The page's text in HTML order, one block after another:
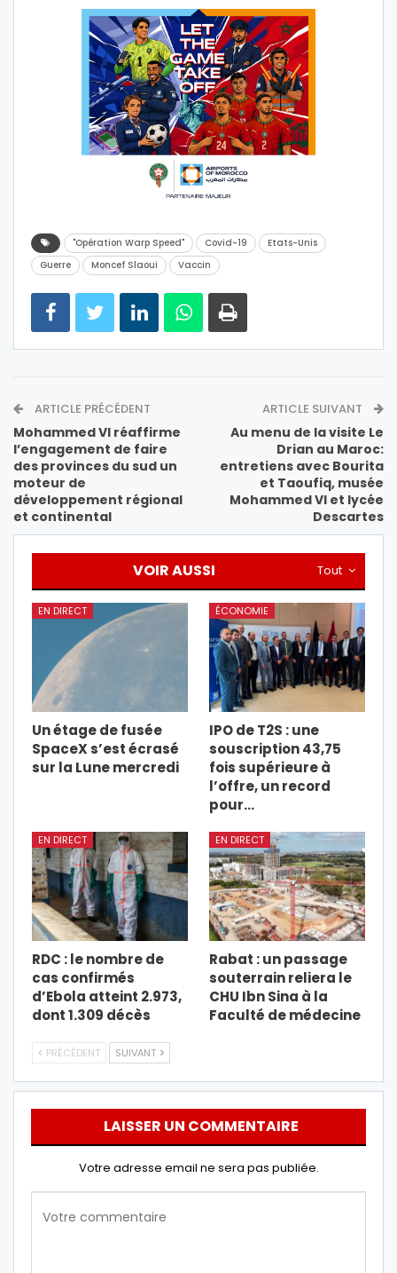
"Opération Warp Speed" Covid-19
Etats-Unis
Guerre
Moncef Slaoui Vaccin
ARTICLE PRÉCÉDENT
Mohammed VI réaffirme
l’engagement de faire
des provinces du sud un
moteur de
développement régional
et continental
ARTICLE SUIVANT
Au menu de la visite Le
Drian au Maroc:
entretiens avec Bourita
et Taoufiq, musée
Mohammed VI et lycée
Descartes
Tout
VOIR AUSSI
EN DIRECT
Un étage de fusée
SpaceX s’est écrasé
sur la Lune mercredi
ÉCONOMIE
IPO de T2S : une
souscription 43,75
fois supérieure à
l’offre, un record
pour…
EN DIRECT
RDC : le nombre de
cas confirmés
d’Ebola atteint 2.973,
dont 1.309 décès
EN DIRECT
Rabat : un passage
souterrain reliera le
CHU Ibn Sina à la
Faculté de médecine
PRÉCÉDENT SUIVANT
LAISSER UN COMMENTAIRE
Votre adresse email ne sera pas publiée.